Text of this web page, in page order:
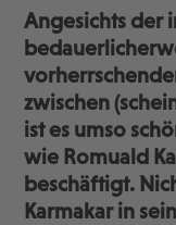
Angesichts der
zwischen
ist es umso
wie Romuald
beschäftigt.
Karmakar in